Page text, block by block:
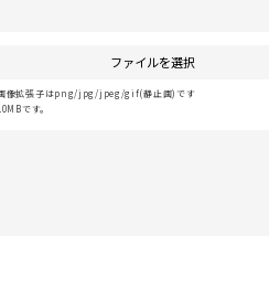
ファイルを選択
像拡張子はpng/jpg/jpeg/gif(静止画)です
です。